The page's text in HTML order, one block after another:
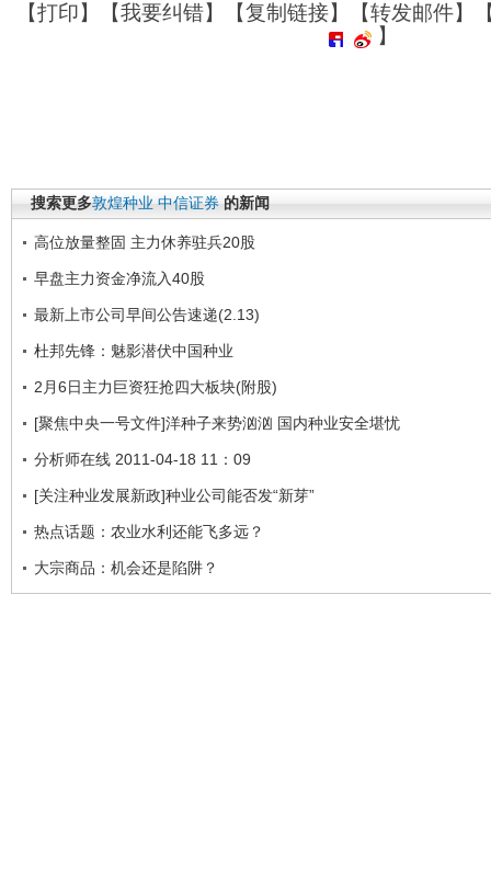
【打印】【我要纠错】【复制链接】【转发邮件】
】
搜索更多敦煌种业 中信证券 的新闻
高位放量整固 主力休养驻兵20股
早盘主力资金净流入40股
最新上市公司早间公告速递(2.13)
杜邦先锋：魅影潜伏中国种业
2月6日主力巨资狂抢四大板块(附股)
[聚焦中央一号文件]洋种子来势汹汹 国内种业安全堪忧
分析师在线 2011-04-18 11：09
[关注种业发展新政]种业公司能否发“新芽”
热点话题：农业水利还能飞多远？
大宗商品：机会还是陷阱？